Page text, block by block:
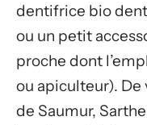
dentifrice bio
ou un petit
proche dont
ou apiculteur). De
de Saumur,